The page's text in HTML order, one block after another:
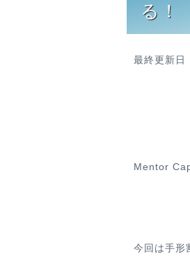
る！
最終更新日
Mentor
今回は手形